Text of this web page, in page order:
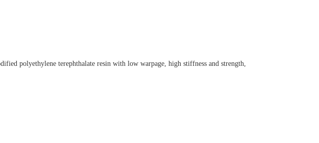
polyethylene terephthalate resin with low warpage, high stiffness and strength,